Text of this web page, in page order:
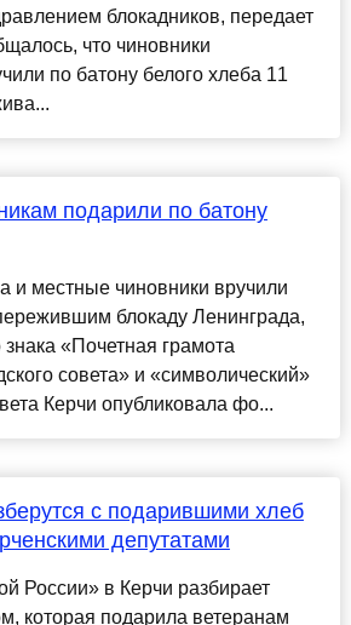
блокадников, передает
что чиновники
по батону белого хлеба 11
подарили по батону
и местные чиновники вручили
блокаду Ленинграда,
«Почетная грамота
совета» и «символический»
Керчи опубликовала фо...
с подарившими хлеб
депутатами
России» в Керчи разбирает
которая подарила ветеранам